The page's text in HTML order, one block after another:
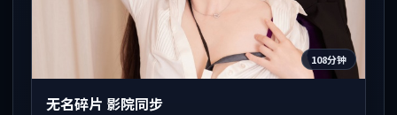
108分钟
无名碎片 影院同步